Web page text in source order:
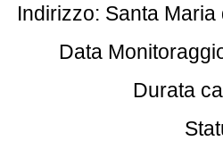
Indirizzo: Santa
Data
Durata